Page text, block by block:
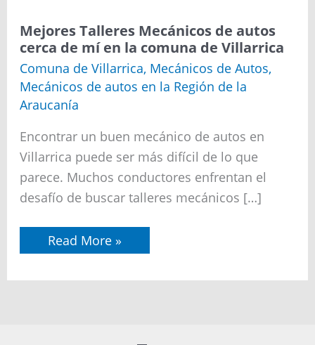
Mejores Talleres Mecánicos de autos
cerca de mí en la comuna de Villarrica
Comuna de Villarrica, Mecánicos de Autos,
Mecánicos de autos en la Región de la
Araucanía
Encontrar un buen mecánico de autos en
Villarrica puede ser más difícil de lo que
parece. Muchos conductores enfrentan el
desafío de buscar talleres mecánicos […]
Mejores
Talleres
de
Read More »